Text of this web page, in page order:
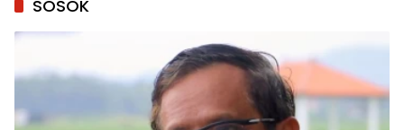
SOSOK